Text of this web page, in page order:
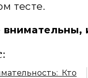
тесте.
внимательны,
Кто